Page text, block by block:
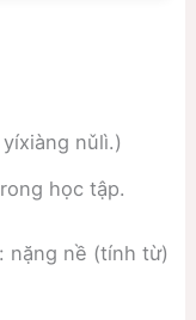
nǔlì.)
học tập.
nặng nề (tính từ)